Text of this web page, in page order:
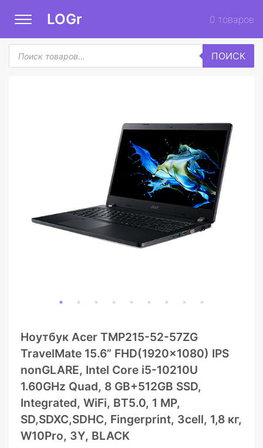
LOGr 0 товаров
Поиск
товаров
ПОИСК
Ноутбук Acer TMP215-52-57ZG
TravelMate 15.6” FHD(1920×1080) IPS
nonGLARE, Intel Core i5-10210U
1.60GHz Quad, 8 GB+512GB SSD,
Integrated, WiFi, BT5.0, 1 MP,
SD,SDXC,SDHC, Fingerprint, 3cell, 1,8 кг,
W10Pro, 3Y, BLACK